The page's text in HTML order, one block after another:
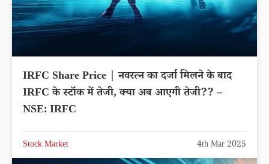
IRFC Share Price | नवरत्न का दर्जा मिलने के बाद
IRFC के स्टॉक में तेजी, क्या अब आएगी तेजी?? –
NSE: IRFC
Stock Market 4th Mar 2025